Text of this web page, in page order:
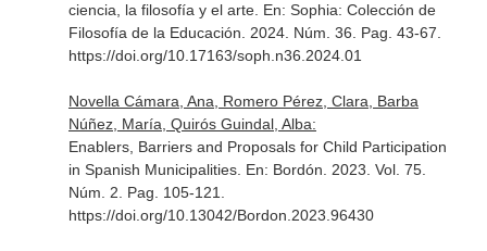
ciencia, la filosofía y el arte. En: Sophia: Colección de
Filosofía de la Educación . 2024. Núm. 36. Pag. 43-67.
https://doi.org/10.17163/soph.n36.2024.01
Novella Cámara, Ana, Romero Pérez, Clara, Barba
Núñez, María, Quirós Guindal, Alba:
Enablers, Barriers and Proposals for Child Participation
in Spanish Municipalities. En: Bordón . 2023. Vol. 75.
Núm. 2. Pag. 105-121.
https://doi.org/10.13042/Bordon.2023.96430